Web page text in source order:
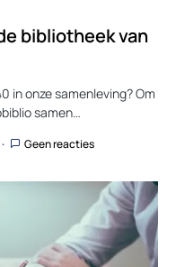
bibliotheek van
in onze samenleving? Om
samen…
Geen reacties